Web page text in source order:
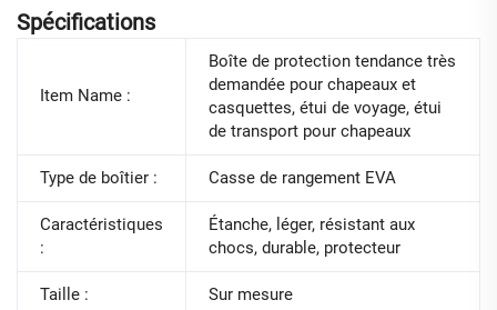
Spécifications
Item Name :
Boîte de protection tendance très
demandée pour chapeaux et
casquettes, étui de voyage, étui
de transport pour chapeaux
Type de boîtier : Casse de rangement EVA
Caractéristiques
:
Étanche, léger, résistant aux
chocs, durable, protecteur
Taille : Sur mesure